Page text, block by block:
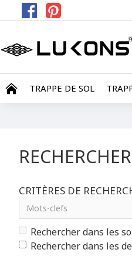
TRAPPE DE SOL
RECHERCHER
CRITÈRES DE
Rechercher dans les
Rechercher dans les